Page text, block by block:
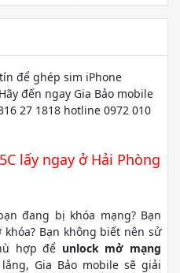
để ghép sim iPhone
đến ngay Gia Bảo mobile
27 1818 hotline 0972 010
lấy ngay ở Hải Phòng
đang bị khóa mạng? Bạn
Bạn không biết nên sử
hợp để unlock mở mạng
Gia Bảo mobile sẽ giải